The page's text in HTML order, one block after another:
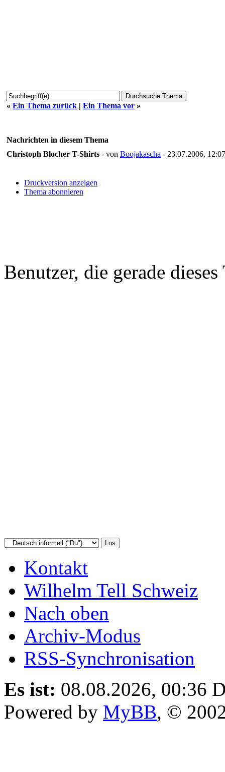
« Ein Thema zurück | Ein Thema vor »
Nachrichten in diesem Thema
Christoph Blocher T-Shirts - von Boojakascha - 23.07.2006, 12:07
Druckversion anzeigen
Thema abonnieren
Benutzer, die gerade
Kontakt
Wilhelm Tell Schweiz
Nach oben
Archiv-Modus
RSS-Synchronisation
Es ist: 08.08.2026, 00:36
Powered by MyBB, ©